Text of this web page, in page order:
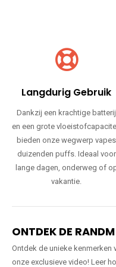
Langdurig Gebruik
Dankzij een krachtige batterij
en een grote
bieden onze wegwerp vapes
duizenden puffs. Ideaal voor
lange dagen, onderweg of
vakantie.
ONTDEK DE
Ontdek de unieke kenmerken
onze exclusieve video! Leer